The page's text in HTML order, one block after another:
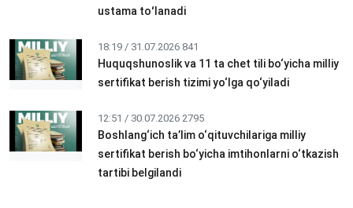
ustama toʻlanadi
18:19 / 31.07.2026 841
Huquqshunoslik va 11 ta chet tili bo‘yicha milliy
sertifikat berish tizimi yo‘lga qo‘yiladi
12:51 / 30.07.2026 2795
Boshlang‘ich ta’lim o‘qituvchilariga milliy
sertifikat berish bo‘yicha imtihonlarni o‘tkazish
tartibi belgilandi